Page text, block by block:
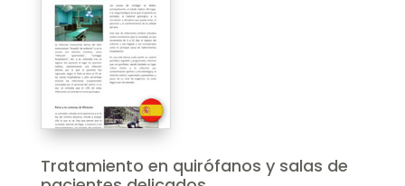
Tratamiento en quirófanos y salas de